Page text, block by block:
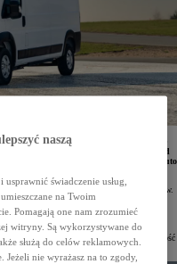
samochodu dostawczego w ofercie
się dużym zainteresowaniem wśród
zamówiono aż 52 egz. tego modelu. Auto
się z dużym zainteresowaniem klientów.
auta użytkowego. Tuż
tego modelu, z czego aż 52 egz. –
marki. Niesamowitą ładowność i pojemność
designem.
naszą
świadczenie usług,
na Twoim
Pomagają one nam zrozumieć
witryny. Są wykorzystywane do
służą do celów reklamowych.
nie wyrażasz na to zgody,